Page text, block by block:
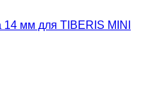
мм для TIBERIS MINI